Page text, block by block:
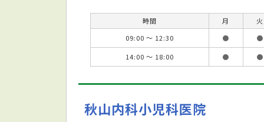
時間 月 火
09:00 ～ 12:30
● ●
14:00 ～ 18:00
● ●
秋山内科小児科医院